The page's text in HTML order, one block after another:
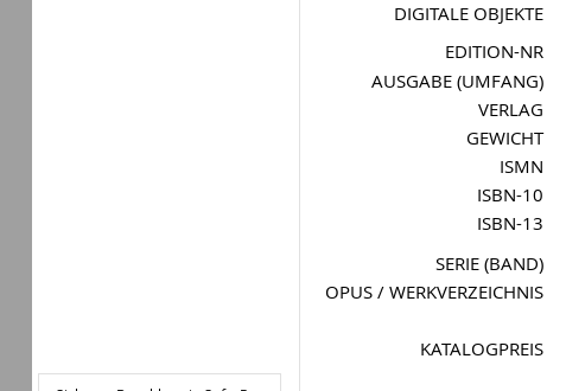
DIGITALE OBJEKTE
EDITION-NR
AUSGABE (UMFANG)
VERLAG
GEWICHT
ISMN
ISBN-10
ISBN-13
SERIE (BAND)
OPUS / WERKVERZEICHNIS
KATALOGPREIS